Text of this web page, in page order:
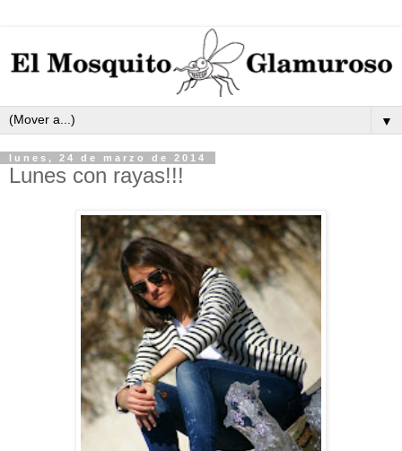
▼
lunes, 24 de marzo de 2014
Lunes con rayas!!!